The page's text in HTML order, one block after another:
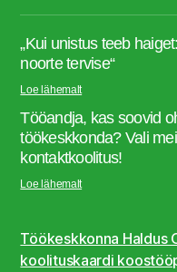
„Kui unistus teeb
noorte tervise“
Loe lähemalt
Tööandja, kas soovid
töökeskkonda? Vali
kontaktkoolitus!
Loe lähemalt
Töökeskkonna Haldus
koolituskaardi